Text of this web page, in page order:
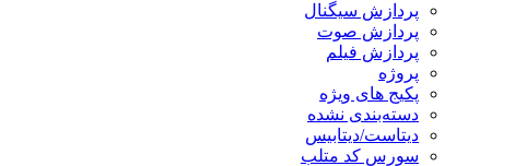
پردازش سیگنال
پردازش صوت
پردازش فیلم
پروژه
پکیج های ویژه
دسته‌بندی نشده
دیتاست/دیتابیس
سورس کد متلب